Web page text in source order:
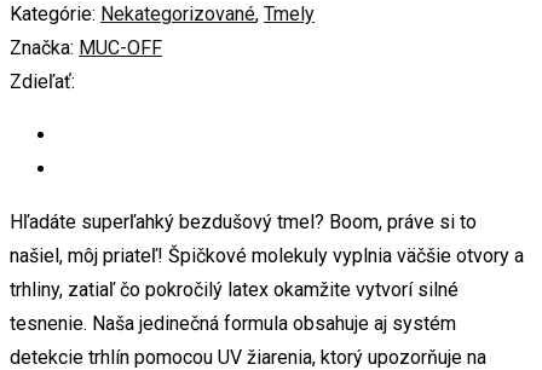
Kategórie: Nekategorizované, Tmely
Značka: MUC-OFF
Zdieľať:
Hľadáte superľahký bezdušový tmel? Boom, práve si to
našiel, môj priateľ! Špičkové molekuly vyplnia väčšie otvory a
trhliny, zatiaľ čo pokročilý latex okamžite vytvorí silné
tesnenie. Naša jedinečná formula obsahuje aj systém
detekcie trhlín pomocou UV žiarenia, ktorý upozorňuje na